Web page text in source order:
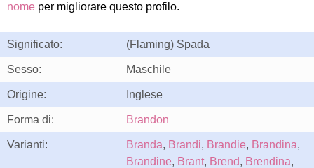
nome per migliorare questo profilo.
Significato: (Flaming) Spada
Sesso: Maschile
Origine: Inglese
Forma di: Brandon
Varianti: Branda, Brandi, Brandie, Brandina,
Brandine, Brant, Brend, Brendina,